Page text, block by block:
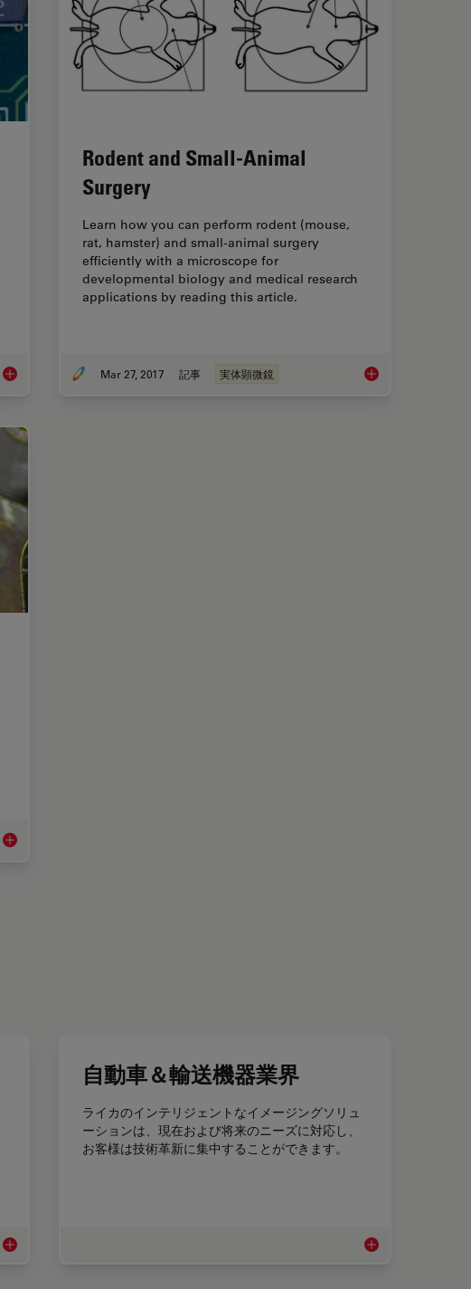
顕微鏡を知る：被写界深度
Rodent and Small-Animal
Surgery
Learn how you can perform rodent (mouse,
rat, hamster) and small-animal surgery
efficiently with a microscope for
developmental biology and medical research
applications by reading this article.
Mar 27, 2017 記事 実体顕微鏡 Rodent and Small-
組立・リワーク用顕微鏡
エレクトロニクスおよび半導体産業
自動車＆輸送機器業界
ライカのインテリジェントなイメージングソリュ
ーションは、現在および将来のニーズに対応し、
お客様は技術革新に集中することができます。
自動車＆輸送機器業